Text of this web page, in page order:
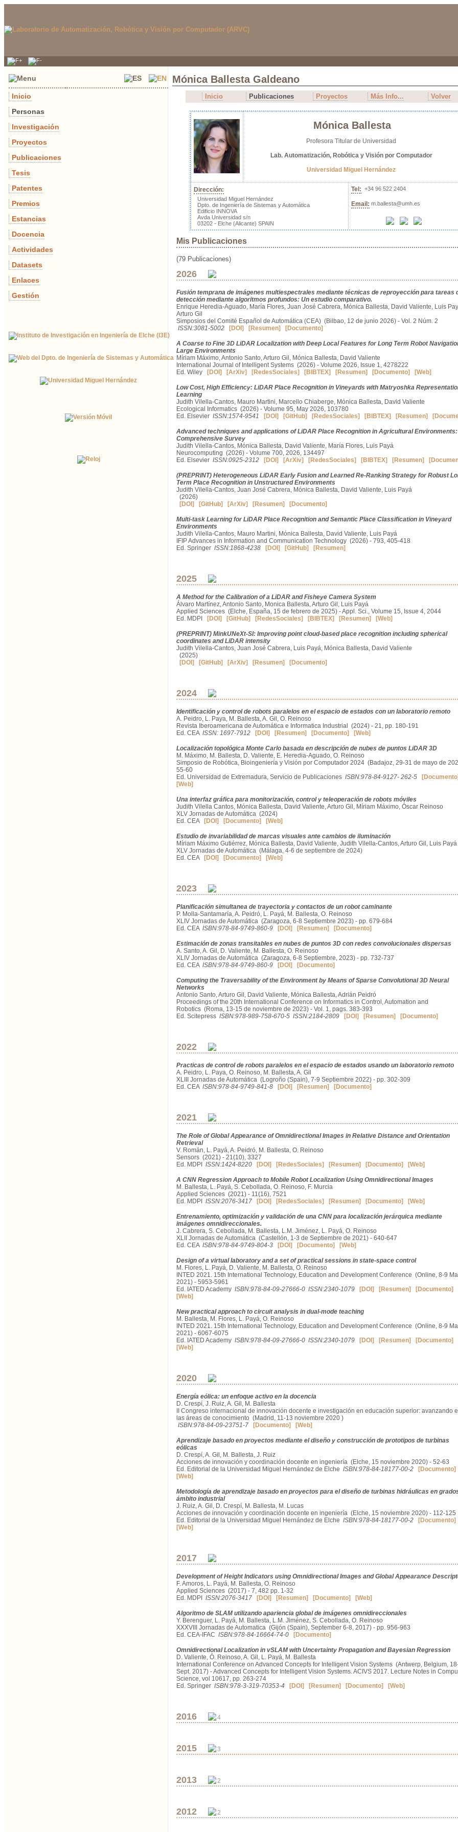
Inicio
Personas
Investigación
Proyectos
Publicaciones
Tesis
Patentes
Premios
Estancias
Docencia
Actividades
Datasets
Enlaces
Gestión
Mónica Ballesta Galdeano
Inicio Publicaciones Proyectos Más Info... Volver
Mónica Ballesta
Profesora Titular de Universidad
Lab. Automatización, Robótica y Visión por Computador
Universidad Miguel Hernández
Dirección:
Universidad Miguel Hernández
Dpto. de Ingeniería de Sistemas y Automática
Edificio INNOVA
Avda Universidad s/n
03202 - Elche (Alicante) SPAIN
Tel: +34 96 522 2404
Email: m.ballesta@umh.es
Mis Publicaciones
(79 Publicaciones)
2026
Fusión temprana de imágenes multiespectrales mediante técnicas de reproyección para tareas
detección mediante algoritmos profundos: Un estudio comparativo.
Enrique Heredia-Aguado, María Flores, Juan José Cabrera, Mónica Ballesta, David Valiente, Luis
Arturo Gil
Simposios del Comité Español de Automática (CEA) (Bilbao, 12 de junio 2026) - Vol. 2 Núm. 2
ISSN:3081-5002
[DOI] [Resumen] [Documento]
A Coarse to Fine 3D LiDAR Localization with Deep Local Features for Long Term Robot
Large Environments
Míriam Máximo, Antonio Santo, Arturo Gil, Mónica Ballesta, David Valiente
International Journal of Intelligent Systems (2026) - Volume 2026, Issue 1, 4278222
Ed. Wiley
[DOI] [ArXiv] [RedesSociales] [BIBTEX] [Resumen] [Documento] [Web]
Low Cost, High Efficiency: LiDAR Place Recognition in Vineyards with Matryoshka
Learning
Judith Vilella-Cantos, Mauro Martini, Marcello Chiaberge, Mónica Ballesta, David Valiente
Ecological Informatics (2026) - Volume 95, May 2026, 103780
Ed. Elsevier ISSN:1574-9541 [DOI] [GitHub] [RedesSociales] [BIBTEX] [Resumen]
Advanced techniques and applications of LiDAR Place Recognition in Agricultural Environments:
Comprehensive Survey
Judith Vilella-Cantos, Mónica Ballesta, David Valiente, María Flores, Luis Payá
Neurocomputing (2026) - Volume 700, 2026, 134497
Ed. Elsevier ISSN:0925-2312 [DOI] [ArXiv] [RedesSociales] [BIBTEX] [Resumen]
(PREPRINT) Heterogeneous LiDAR Early Fusion and Learned Re-Ranking Strategy for Robust
Term Place Recognition in Unstructured Environments
Judith Vilella-Cantos, Juan José Cabrera, Mónica Ballesta, David Valiente, Luis Payá
(2026)
[DOI]
[GitHub] [ArXiv] [Resumen] [Documento]
Multi-task Learning for LiDAR Place Recognition and Semantic Place Classification in Vineyard
Environments
Judith Vilella-Cantos, Mauro Martini, Mónica Ballesta, David Valiente, Luis Payá
IFIP Advances in Information and Communication Technology (2026) - 793, 405-418
Ed. Springer ISSN:1868-4238 [DOI] [GitHub] [Resumen]
2025
A Method for the Calibration of a LiDAR and Fisheye Camera System
Álvaro Martínez, Antonio Santo, Monica Ballesta, Arturo Gil, Luis Payá
Applied Sciences (Elche, España, 15 de febrero de 2025) - Appl. Sci., Volume 15, Issue 4, 2044
Ed. MDPI
[DOI] [GitHub] [RedesSociales] [BIBTEX] [Resumen] [Web]
(PREPRINT) MinkUNeXt-SI: Improving point cloud-based place recognition including spherical
coordinates and LiDAR intensity
Judith Vilella-Cantos, Juan José Cabrera, Luis Payá, Mónica Ballesta, David Valiente
(2025)
[DOI]
[GitHub] [ArXiv] [Resumen] [Documento]
2024
Identificación y control de robots paralelos en el espacio de estados con un laboratorio remoto
A. Peidro, L. Paya, M. Ballesta, A. Gil, O. Reinoso
Revista Iberoamericana de Automática e Informatica Industrial (2024) - 21, pp. 180-191
Ed. CEA ISSN: 1697-7912 [DOI] [Resumen] [Documento] [Web]
Localización topológica Monte Carlo basada en descripción de nubes de puntos LiDAR 3D
M. Máximo, M. Ballesta, D. Valiente, E. Heredia-Aguado, O. Reinoso
Simposio de Robótica, Bioingeniería y Visión por Computador 2024 (Badajoz, 29-31 de mayo de
55-60
Ed. Universidad de Extremadura, Servicio de Publicaciones ISBN:978-84-9127- 262-5
[Documento]
[Web]
Una interfaz gráfica para monitorización, control y teleoperación de robots móviles
Judith Vilella Cantos, Mónica Ballesta, David Valiente, Arturo Gil, Míriam Máximo, Óscar Reinoso
XLV Jornadas de Automática (2024)
Ed. CEA
[DOI] [Documento] [Web]
Estudio de invariabilidad de marcas visuales ante cambios de iluminación
Míriam Máximo Gutiérrez, Mónica Ballesta, David Valiente, Judith Vilella-Cantos, Arturo Gil, Luis Payá
XLV Jornadas de Automática (Málaga, 4-6 de septiembre de 2024)
Ed. CEA
[DOI] [Documento] [Web]
2023
Planificación simultanea de trayectoria y contactos de un robot caminante
P. Molla-Santamaría, A. Peidró, L. Payá, M. Ballesta, O. Reinoso
XLIV Jornadas de Automática (Zaragoza, 6-8 Septiembre 2023) - pp. 679-684
Ed. CEA ISBN:978-84-9749-860-9 [DOI] [Resumen] [Documento]
Estimación de zonas transitables en nubes de puntos 3D con redes convolucionales dispersas
A. Santo, A. Gil, D. Valiente, M. Ballesta, O. Reinoso
XLIV Jornadas de Automática (Zaragoza, 6-8 Septiembre, 2023) - pp. 732-737
Ed. CEA ISBN:978-84-9749-860-9 [DOI] [Documento]
Computing the Traversability of the Environment by Means of Sparse Convolutional 3D Neural
Networks
Antonio Santo, Arturo Gil, David Valiente, Mónica Ballesta, Adrián Peidró
Proceedings of the 20th International Conference on Informatics in Control, Automation and
Robotics (Roma, 13-15 de noviembre de 2023) - Vol. 1, pags. 383-393
Ed. Scitepress ISBN:978-989-758-670-5 ISSN:2184-2809 [DOI] [Resumen] [Documento]
2022
Practicas de control de robots paralelos en el espacio de estados usando un laboratorio remoto
A. Peidro, L. Paya, O. Reinoso, M. Ballesta, A. Gil
XLIII Jornadas de Automática (Logroño (Spain), 7-9 Septiembre 2022) - pp. 302-309
Ed. CEA ISBN:978-84-9749-841-8 [DOI] [Resumen] [Documento]
2021
The Role of Global Appearance of Omnidirectional Images in Relative Distance and Orientation
Retrieval
V. Román, L. Payá, A. Peidró, M. Ballesta, O. Reinoso
Sensors (2021) - 21(10), 3327
Ed. MDPI ISSN:1424-8220 [DOI] [RedesSociales] [Resumen] [Documento] [Web]
A CNN Regression Approach to Mobile Robot Localization Using Omnidirectional Images
M. Ballesta, L. Payá, S. Cebollada, O. Reinoso, F. Murcia
Applied Sciences (2021) - 11(16), 7521
Ed. MDPI ISSN:2076-3417 [DOI] [RedesSociales] [Resumen] [Documento] [Web]
Entrenamiento, optimización y validación de una CNN para localización jerárquica mediante
imágenes omnidireccionales.
J. Cabrera, S. Cebollada, M. Ballesta, L.M. Jiménez, L. Payá, O. Reinoso
XLII Jornadas de Automática (Castellón, 1-3 de Septiembre de 2021) - 640-647
Ed. CEA ISBN:978-84-9749-804-3 [DOI] [Documento] [Web]
Design of a virtual laboratory and a set of practical sessions in state-space control
M. Flores, L. Payá, D. Valiente, M. Ballesta, O. Reinoso
INTED 2021. 15th International Technology, Education and Development Conference (Online, 8-9
2021) - 5953-5961
Ed. IATED Academy ISBN:978-84-09-27666-0 ISSN:2340-1079 [DOI] [Resumen]
[Documento]
[Web]
New practical approach to circuit analysis in dual-mode teaching
M. Ballesta, M. Flores, L. Payá, O. Reinoso
INTED 2021. 15th International Technology, Education and Development Conference (Online, 8-9
2021) - 6067-6075
Ed. IATED Academy ISBN:978-84-09-27666-0 ISSN:2340-1079 [DOI] [Resumen]
[Documento]
[Web]
2020
Energía eólica: un enfoque activo en la docencia
D. Crespí, J. Ruiz, A. Gil, M. Ballesta
II Congreso internacional de innovación docente e investigación en educación superior: avanzando
las áreas de conocimiento (Madrid, 11-13 noviembre 2020 )
ISBN:978-84-09-23751-7
[Documento] [Web]
Aprendizaje basado en proyectos mediante el diseño y construcción de prototipos de turbinas
eólicas
D. Crespí, A. Gil, M. Ballesta, J. Ruiz
Acciones de innovación y coordinación docente en ingeniería (Elche, 15 noviembre 2020) - 52-63
Ed. Editorial de la Universidad Miguel Hernández de Elche ISBN:978-84-18177-00-2
[Documento]
[Web]
Metodología de aprendizaje basado en proyectos para el diseño de turbinas hidráulicas en
ámbito industrial
J. Ruiz, A. Gil, D. Crespí, M. Ballesta, M. Lucas
Acciones de innovación y coordinación docente en ingeniería (Elche, 15 noviembre 2020) - 112-125
Ed. Editorial de la Universidad Miguel Hernández de Elche ISBN:978-84-18177-00-2
[Documento]
[Web]
2017
Development of Height Indicators using Omnidirectional Images and Global Appearance
F. Amoros, L. Payá, M. Ballesta, O. Reinoso
Applied Sciences (2017) - 7, 482 pp. 1-32
Ed. MDPI ISSN:2076-3417 [DOI] [Resumen] [Documento] [Web]
Algoritmo de SLAM utilizando apariencia global de imágenes omnidireccionales
Y. Berenguer, L. Payá, M. Ballesta, L.M. Jiménez, S. Cebollada, O. Reinoso
XXXVIII Jornadas de Automatica (Gijón (Spain), September 6-8, 2017) - pp. 956-963
Ed. CEA-IFAC ISBN:978-84-16664-74-0 [Documento]
Omnidirectional Localization in vSLAM with Uncertainty Propagation and Bayesian Regression
D. Valiente, Ó. Reinoso, A. Gil, L. Payá, M. Ballesta
International Conference on Advanced Concepts for Intelligent Vision Systems (Antwerp, Belgium,
Sept. 2017) - Advanced Concepts for Intelligent Vision Systems. ACIVS 2017. Lecture Notes in
Science, vol 10617, pp. 263-274
Ed. Springer ISBN:978-3-319-70353-4 [DOI] [Resumen] [Documento] [Web]
2016 4
2015 3
2013 2
2012 2